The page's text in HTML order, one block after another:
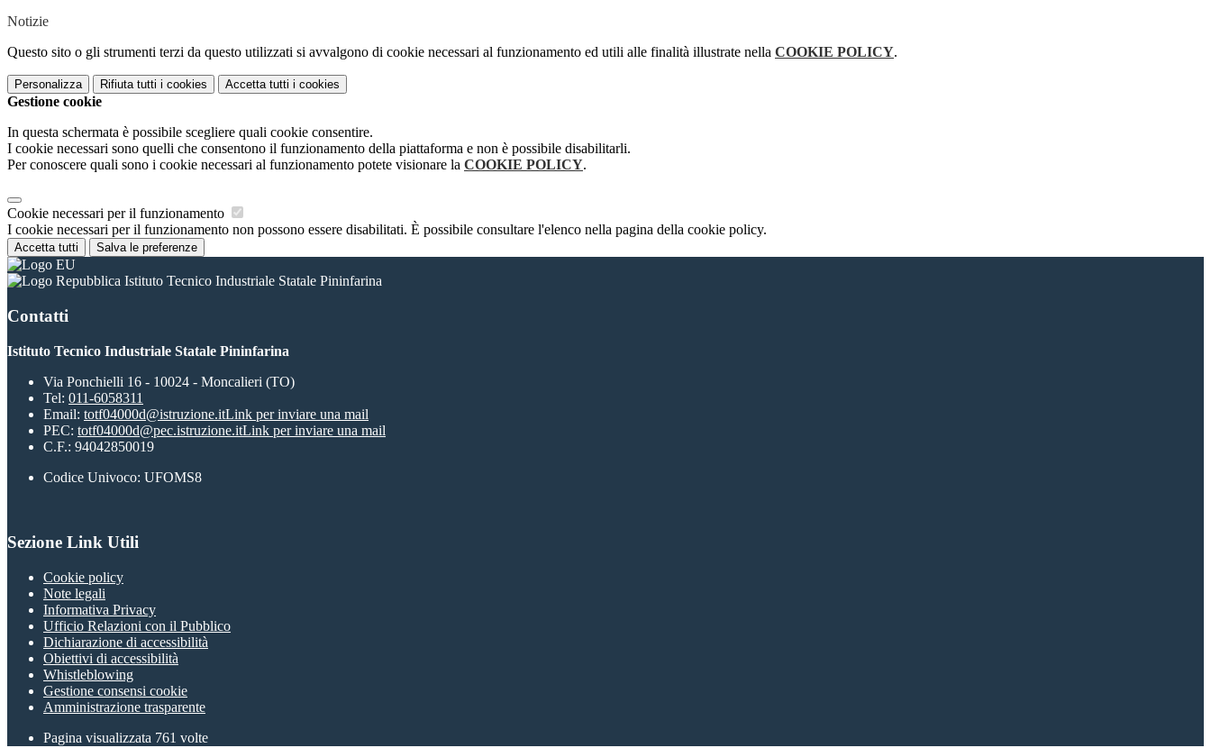
Notizie
Questo sito o gli strumenti terzi da questo utilizzati si avvalgono di cookie necessari al funzionamento ed utili alle finalità illustrate nella COOKIE POLICY.
Personalizza Rifiuta tutti i cookies Accetta tutti i cookies
Gestione cookie
In questa schermata è possibile scegliere quali cookie consentire.
I cookie necessari sono quelli che consentono il funzionamento della piattaforma e non è possibile disabilitarli.
Per conoscere quali sono i cookie necessari al funzionamento potete visionare la COOKIE POLICY.
Cookie necessari per il funzionamento
I cookie necessari per il funzionamento non possono essere disabilitati. È possibile consultare l'elenco nella pagina della cookie policy.
Accetta tutti Salva le preferenze
Istituto Tecnico Industriale Statale Pininfarina
Contatti
Istituto Tecnico Industriale Statale Pininfarina
Via Ponchielli 16 - 10024 - Moncalieri (TO)
Tel: 011-6058311
Email: totf04000d@istruzione.itLink per inviare una mail
PEC: totf04000d@pec.istruzione.itLink per inviare una mail
C.F.: 94042850019
Codice Univoco: UFOMS8
Sezione Link Utili
Cookie policy
Note legali
Informativa Privacy
Ufficio Relazioni con il Pubblico
Dichiarazione di accessibilità
Obiettivi di accessibilità
Whistleblowing
Gestione consensi cookie
Amministrazione trasparente
Pagina visualizzata 761 volte